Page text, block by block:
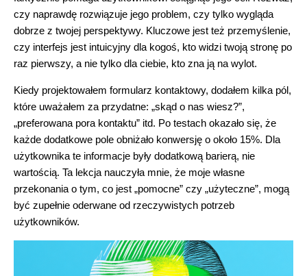
czy naprawdę rozwiązuje jego problem, czy tylko wygląda
dobrze z twojej perspektywy. Kluczowe jest też przemyślenie,
czy interfejs jest intuicyjny dla kogoś, kto widzi twoją stronę po
raz pierwszy, a nie tylko dla ciebie, kto zna ją na wylot.
Kiedy projektowałem formularz kontaktowy, dodałem kilka pól,
które uważałem za przydatne: „skąd o nas wiesz?”,
„preferowana pora kontaktu” itd. Po testach okazało się, że
każde dodatkowe pole obniżało konwersję o około 15%. Dla
użytkownika te informacje były dodatkową barierą, nie
wartością. Ta lekcja nauczyła mnie, że moje własne
przekonania o tym, co jest „pomocne” czy „użyteczne”, mogą
być zupełnie oderwane od rzeczywistych potrzeb
użytkowników.